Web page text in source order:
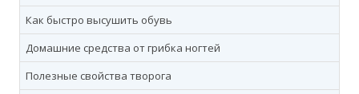
Как быстро высушить обувь
Домашние средства от грибка ногтей
Полезные свойства творога